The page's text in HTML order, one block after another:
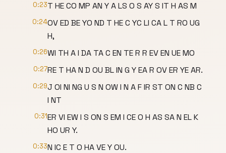
0:23T HE CO MP AN Y A LS O S AY S IT H AS M
0:24OV ED BE YO ND T HE C YC LI CA L T RO UG
H,
0:26WI TH A I DA TA C EN TE R R EV EN UE MO
0:27RE T HA N D OU BL IN G Y EA R OV ER YE AR.
0:29J OI NI NG U S N OW I N A F IR ST ON C NB C
I NT
0:31ER VI EW I S ON S EM I CE O H AS SA N EL K
HO UR Y.
0:33N IC E T O HA VE Y OU.